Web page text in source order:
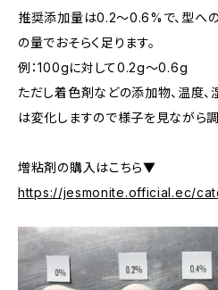
推奨添加量は0.2〜0.6%で、型へ
の量でおそらく足ります。
例：100gに対して0.2g～0.6g
ただし着色剤などの添加物、温度
は変化しますので様子を見ながら
増粘剤の購入はこちら▼
https://jesmonite.official.ec/